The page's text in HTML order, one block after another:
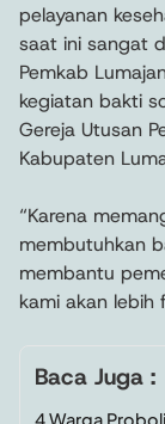
pelayanan
saat ini sangat
Pemkab
kegiatan bakti
Gereja Utusan
Kabupaten
“Karena
membutuhkan
membantu
kami akan lebih
Baca Juga :
4 Warga